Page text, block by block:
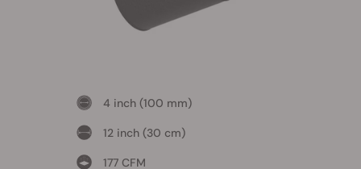
4 inch (100 mm)
12 inch (30 cm)
177 CFM